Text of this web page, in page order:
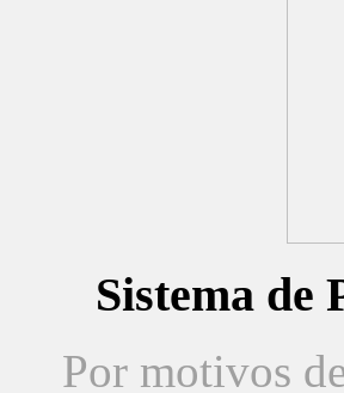
Sistema de
Por motivos